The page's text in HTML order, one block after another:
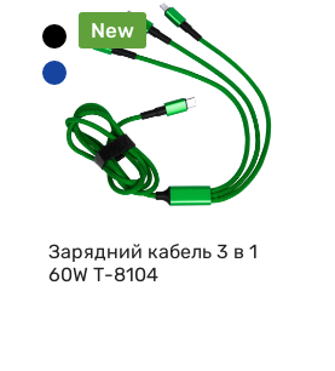
New
Зарядний кабель 3 в 1
60W Т-8104